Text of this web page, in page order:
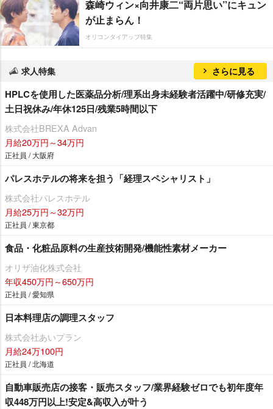
森崎ウィン×向井康二“両片思い”にキュン
が止まらん！
オリコンタイアップ特集
求人特集 さらに見る
HPLCを使用した医薬品分析/理系出身未経験者活躍中/研修充実/
土日祝休み/年休125日/残業5時間以下
株式会社BREXA Advan
月給20万円～34万円
正社員 / 大阪府
パレスホテルの将来を担う「経理スペシャリスト」
株式会社パレスホテル
月給25万円～32万円
正社員 / 東京都
食品・化粧品原料の生産技術開発/機能性素材メーカー
オリザ油化株式会社
年収450万円～650万円
正社員 / 愛知県
日本料理店の調理スタッフ
株式会社あいプラン
月給24万100円
正社員 / 北海道
自動車販売店の接客・販売スタッフ/業界経験ゼロでも初年度年
収448万円以上!安定&高収入が叶う